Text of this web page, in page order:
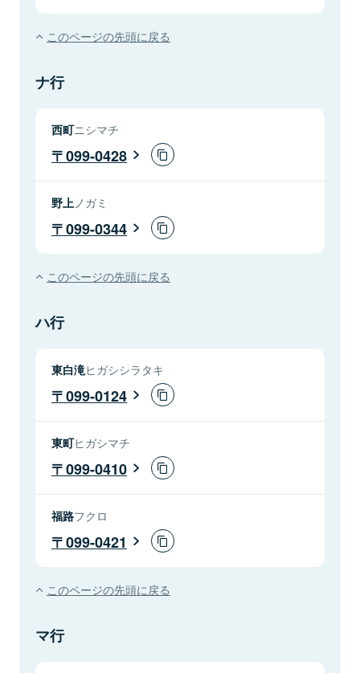
このページの先頭に戻る
ナ行
西町ニシマチ
099-0428
野上 ノガミ
099-0344
このページの先頭に戻る
ハ行
東白滝ヒガシシラタキ
099-0124
東町ヒガシマチ
099-0410
福路フクロ
099-0421
このページの先頭に戻る
マ行